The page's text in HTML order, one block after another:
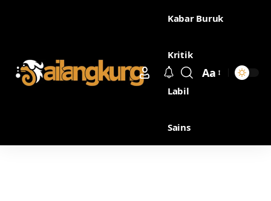
Kabar Buruk
Kritik
Labil
Sains
Aa